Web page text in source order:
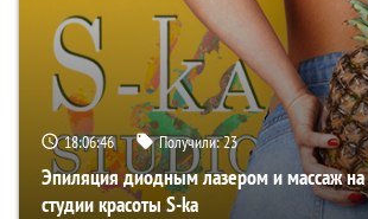
18:06:45 Получили:23
Эпиляция диодным лазером и массаж
студии красоты S-ka